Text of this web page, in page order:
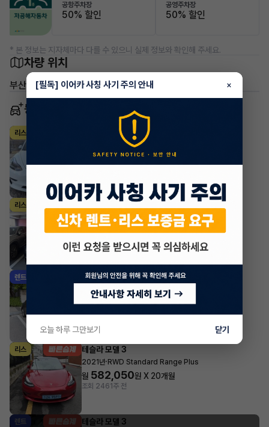
공항주차장
50% 할인
공영주차장
50% 할인
* 본 정보는 지자체마다 다를 수 있으니 실제 정보와 확인해 주세요.
차량 위치
부산 남구 용당동
동일 차종 이어카
리스 테슬라 모델 3
AWD Long Range
1,012,281원 X0개월
리스
2021년·AWD Long Range
월712,490원 X49개월
지원금5,000,000원
조회 1,7025시간 전
렌트 테슬라 모델 3
2024년 AWD Long Range
월1,452,880원 X40개월
지원금3,000,000원
조회 696
리스 테슬라 모델 3
2021년· RWD Standard Range Plus
월 582,050원 X 20개월
조회 2461주 전
렌트 테슬라 모델 3
[필독] 이어카 사칭 사기 주의 안내 ×
오늘 하루 그만보기 닫기